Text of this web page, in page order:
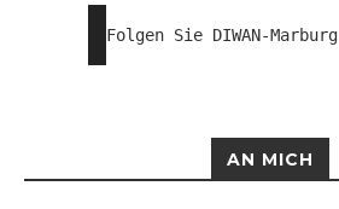
Folgen Sie DIWAN-
AN MICH